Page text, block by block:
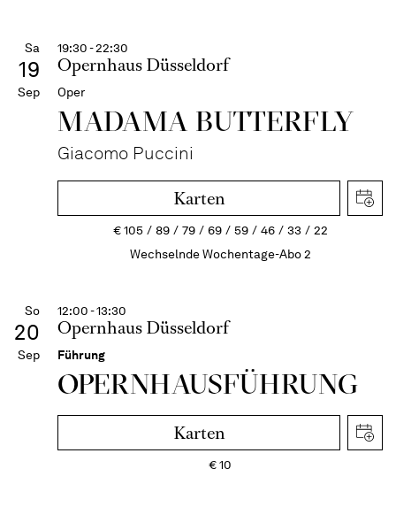
Sa
19
Sep
19:30 - 22:30
Opernhaus Düsseldorf
Oper
MADAMA BUTTER­FLY
Giacomo Puccini
Karten
€105 89 79 69 59 46 33
22
Wechselnde Wochentage-Abo 2
So
20
Sep
12:00 - 13:30
Opernhaus Düsseldorf
Führung
OPERN­HAUS­FÜH­RUNG
Karten
€10